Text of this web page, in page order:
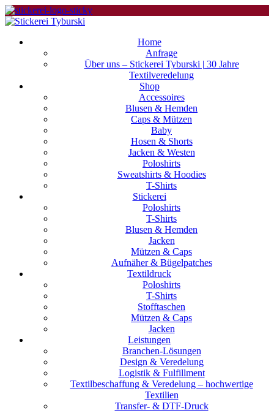
Home
Anfrage
Über uns – Stickerei Tyburski | 30 Jahre
Textilveredelung
Shop
Accessoires
Blusen & Hemden
Caps & Mützen
Baby
Hosen & Shorts
Jacken & Westen
Poloshirts
Sweatshirts & Hoodies
T-Shirts
Stickerei
Poloshirts
T-Shirts
Blusen & Hemden
Jacken
Mützen & Caps
Aufnäher & Bügelpatches
Textildruck
Poloshirts
T-Shirts
Stofftaschen
Mützen & Caps
Jacken
Leistungen
Branchen-Lösungen
Design & Veredelung
Logistik & Fulfillment
Textilbeschaffung & Veredelung – hochwertige
Textilien
Transfer- & DTF-Druck